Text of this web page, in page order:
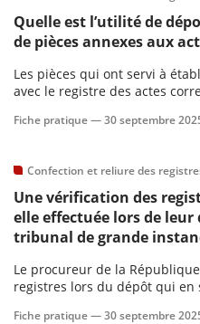
Quelle est l’utilité de
de pièces annexes aux
Les pièces qui ont servi à
avec le registre des actes
exigées par le Code civil ont
Fiche pratique —30 septembre
Confection et reliure des
Une vérification des
elle effectuée lors de leur
tribunal de grande
Le procureur de la
registres lors du dépôt qui en
Fiche pratique —30 septembre